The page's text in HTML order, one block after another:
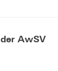
AwSV